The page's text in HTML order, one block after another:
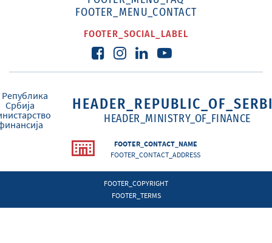
FOOTER_MENU_CONTACT
FOOTER_SOCIAL_LABEL
HEADER_MINISTRY_OF_FINANCE
FOOTER_CONTACT_NAME
FOOTER_CONTACT_ADDRESS
FOOTER_COPYRIGHT
FOOTER_TERMS